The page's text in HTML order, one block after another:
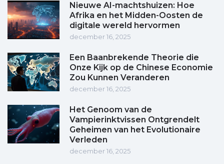
Nieuwe AI-machtshuizen: Hoe
Afrika en het Midden-Oosten de
digitale wereld hervormen
december 16, 2025
Een Baanbrekende Theorie die
Onze Kijk op de Chinese Economie
Zou Kunnen Veranderen
december 16, 2025
Het Genoom van de
Vampierinktvissen Ontgrendelt
Geheimen van het Evolutionaire
Verleden
december 16, 2025